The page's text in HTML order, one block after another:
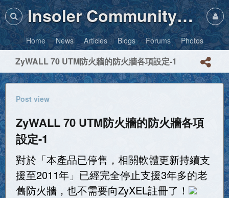
Insoler Community・Photos
Home News Articles Blogs Forums Photos
ZyWALL 70 UTM防火牆的防火牆各項設定-1
Post view
ZyWALL 70 UTM防火牆的防火牆各項
設定-1
對於「本產品已停售，相關軟體更新持續支
援至2011年」已經完全停止支援3年多的老
舊防火牆，也不需要向ZyXEL註冊了！